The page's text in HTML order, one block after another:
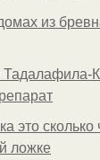
из
это
ложке